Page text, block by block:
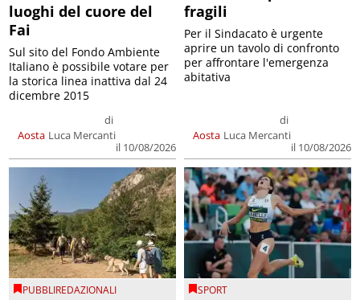
luoghi del cuore del
Fai
Aosta
di
Luca Mercanti
il 10/08/2026
Sul sito del Fondo Ambiente
Italiano è possibile votare per
la storica linea inattiva dal 24
dicembre 2015
fragili
Aosta
di
Luca Mercanti
il 10/08/2026
Per il Sindacato è urgente
aprire un tavolo di confronto
per affrontare l'emergenza
abitativa
PUBBLIREDAZIONALI SPORT